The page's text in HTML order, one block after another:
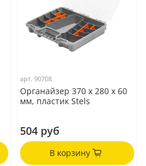
арт.90708
Органайзер 370 x 280 x 60
мм, пластик Stels
504 руб
В корзину